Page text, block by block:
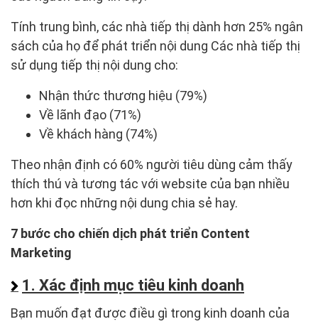
Tính trung bình, các nhà tiếp thị dành hơn 25% ngân
sách của họ để phát triển nội dung Các nhà tiếp thị
sử dụng tiếp thị nội dung cho:
Nhận thức thương hiệu (79%)
Về lãnh đạo (71%)
Về khách hàng (74%)
Theo nhận định có 60% người tiêu dùng cảm thấy
thích thú và tương tác với website của bạn nhiều
hơn khi đọc những nội dung chia sẻ hay.
7 bước cho chiến dịch phát triển Content
Marketing
1. Xác định mục tiêu kinh doanh
Bạn muốn đạt được điều gì trong kinh doanh của